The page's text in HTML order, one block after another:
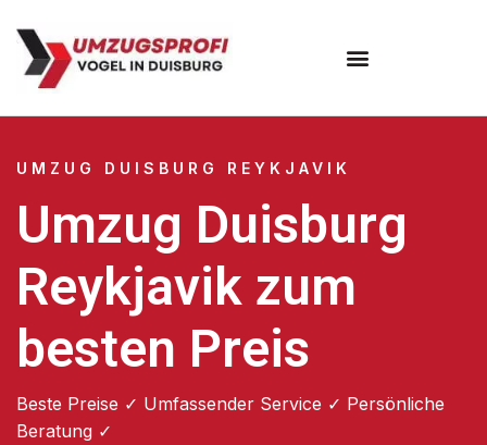
UMZUG DUISBURG REYKJAVIK
Umzug Duisburg
Reykjavik zum
besten Preis
Beste Preise ✓ Umfassender Service ✓ Persönliche
Beratung ✓